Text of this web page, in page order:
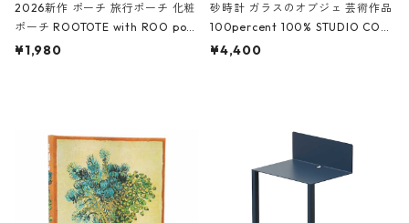
2026新作 ポーチ 旅行ポーチ 化粧
ポーチ ROOTOTE with ROO pou
ch 3532 ルートート WR.ポーチ.ラ
¥1,980
砂時計 ガラスのオブジェ 芸術作品
100percent 100% STUDIO COH
AKU Timeless 100パーセント ス
¥4,400